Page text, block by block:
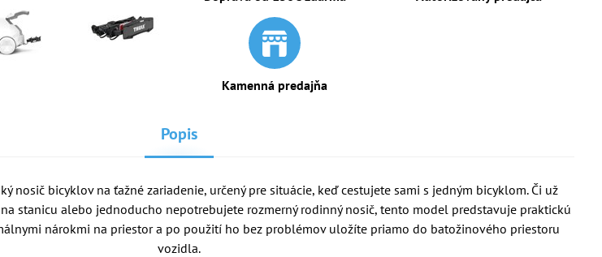
Kamenná predajňa
Popis
nosič bicyklov na ťažné zariadenie, určený pre situácie, keď cestujete sami s jedným bicyklom. Či už
stanicu alebo jednoducho nepotrebujete rozmerný rodinný nosič, tento model predstavuje praktickú
nárokmi na priestor a po použití ho bez problémov uložíte priamo do batožinového priestoru
vozidla.